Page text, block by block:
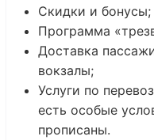
Скидки и бонусы;
Программа
Доставка
вокзалы;
Услуги по
есть особые
прописаны.